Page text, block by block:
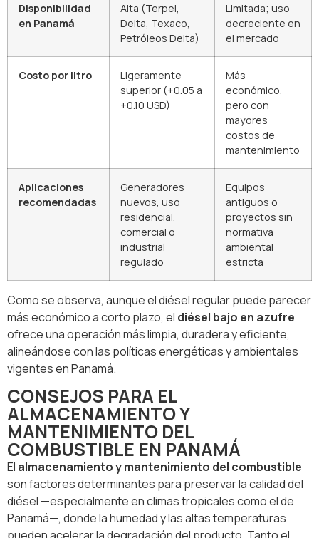
Disponibilidad
en Panamá
Alta (Terpel,
Delta, Texaco,
Petróleos Delta)
Limitada; uso
decreciente en
el mercado
Costo por litro
Ligeramente
superior (+0.05 a
+0.10 USD)
Más
económico,
pero con
mayores
costos de
mantenimiento
Aplicaciones
recomendadas
Generadores
nuevos, uso
residencial,
comercial o
industrial
regulado
Equipos
antiguos o
proyectos sin
normativa
ambiental
estricta
Como se observa, aunque el diésel regular puede parecer
más económico a corto plazo, el diésel bajo en azufre
ofrece una operación más limpia, duradera y eficiente,
alineándose con las políticas energéticas y ambientales
vigentes en Panamá.
CONSEJOS PARA EL
ALMACENAMIENTO Y
MANTENIMIENTO DEL
COMBUSTIBLE EN PANAMÁ
El almacenamiento y mantenimiento del combustible
son factores determinantes para preservar la calidad del
diésel —especialmente en climas tropicales como el de
Panamá—, donde la humedad y las altas temperaturas